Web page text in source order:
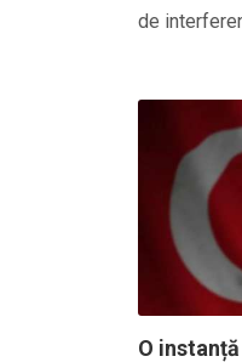
de
O